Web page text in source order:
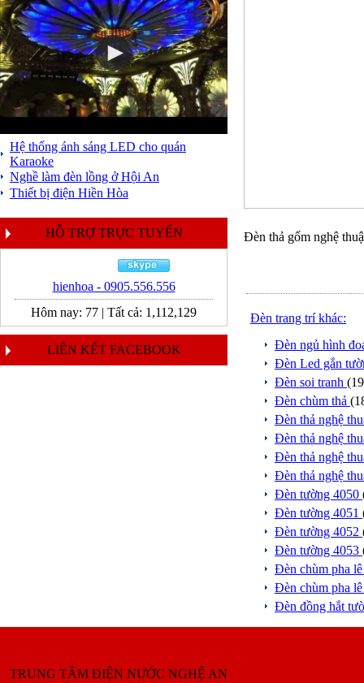
Hệ thống ánh sáng LED cho quán
Karaoke
Nghề làm đèn lồng ở Hội An
Thiết bị điện Hiền Hòa
HỖ TRỢ TRỰC TUYẾN
hienhoa - 0905.556.556
Hôm nay: 77 | Tất cả: 1,112,129
LIÊN KẾT FACEBOOK
Đèn thả gốm nghệ
Đèn trang trí khác:
Đèn ngủ hình
Đèn Led gắn
Đèn soi tranh
Đèn chùm thả
Đèn thả nghệ
Đèn thả nghệ
Đèn thả nghệ
Đèn thả nghệ
Đèn tường 4050
Đèn tường 4051
Đèn tường 4052
Đèn tường 4053
Đèn chùm pha
Đèn chùm pha
Đèn đồng hắt
TRUNG TÂM ĐIỆN NƯỚC NGHỆ AN